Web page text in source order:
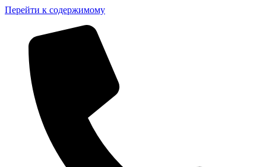
Перейти к содержимому